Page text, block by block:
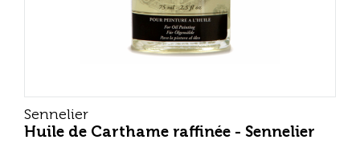
Sennelier
Huile de Carthame raffinée - Sennelier